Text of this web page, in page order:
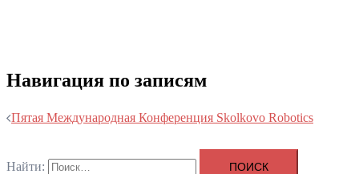
Навигация по записям
Пятая Международная Конференция Skolkovo Robotics
Найти: